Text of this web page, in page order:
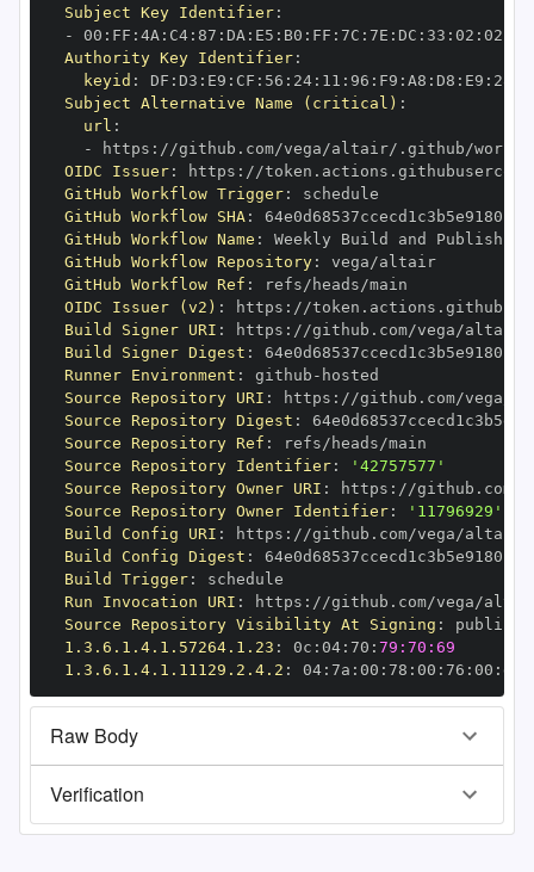
Subject Key Identifier:
-
00 : FF : 4A : C4: 87 : DA : E5 : B0 : FF : 7C : 7E : DC : 33 : 02 : 02
Authority Key Identifier:
keyid : DF : D3 : E9 : CF : 56 : 24: 11 : 96 : F9 : A8 : D8 : E9 : 28
Subject Alternative Name (critical) :
url :
-
https :
OIDC Issuer: https :
GitHub Workflow Trigger:
GitHub Workflow SHA:
GitHub Workflow Name :
GitHub Workflow Repository:
vega/altair
GitHub Workflow Ref :
OIDC Issuer (v2) : https :
Build Signer URI : https :
Build Signer Digest :
Runner Environment : github -
Source Repository URI : https :
Source Repository Digest :
Source Repository Ref :
Source Repository Identifier:
'42757577'
Source Repository Owner URI : https :
Source Repository Owner Identifier:
'11796929'
Build Config URI : https :
Build Config Digest :
Build Trigger:
Run Invocation URI : https :
Source Repository Visibility At Signing :
1.3.6.1.4.1.57264.1.23 : 0c : 04: 70 : 79:70:69
1.3.6.1.4.1.11129.2.4.2 : 04: 7a : 00 : 78 : 00 : 76 : 00 : dd
Raw Body
Verification